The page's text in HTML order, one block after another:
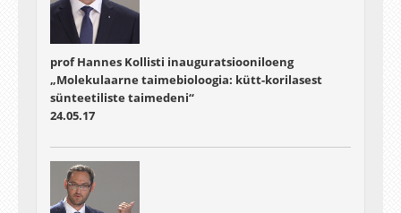
prof Hannes Kollisti inauguratsiooniloeng
„Molekulaarne taimebioloogia: kütt-korilasest
sünteetiliste taimedeni“
24.05.17